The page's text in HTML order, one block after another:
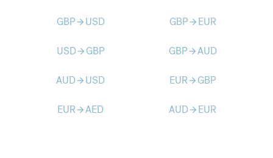
GBParrow_forward USD GBParrow_forward EUR
USDarrow_forward GBP GBParrow_forwardAUD
AUDarrow_forward USD EURarrow_forward GBP
EURarrow_forwardAED AUDarrow_forward EUR